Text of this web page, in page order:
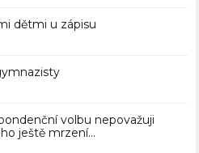
dětmi u zápisu
volbu nepovažuji
ještě mrzení…